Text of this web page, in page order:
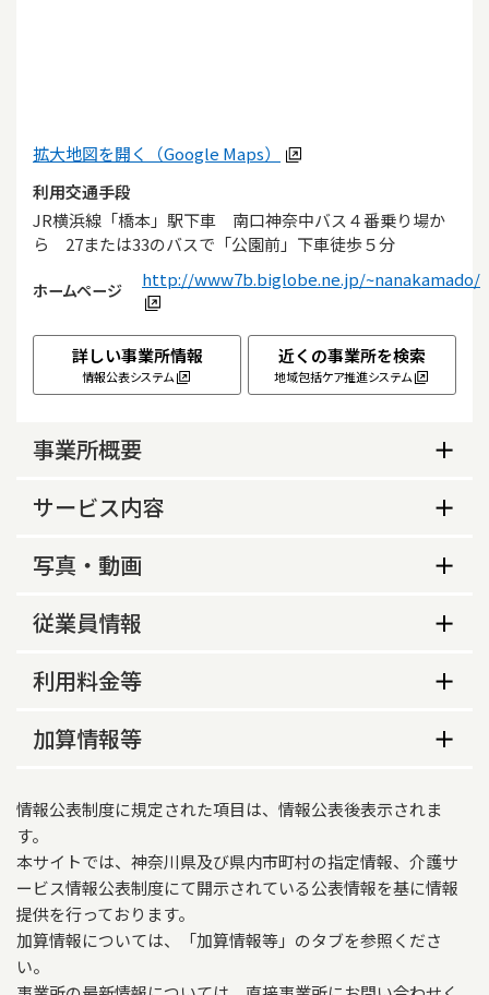
拡大地図を開く（Google Maps）
利用交通手段
JR横浜線「橋本」駅下車　南口神奈中バス４番乗り場か
ら　27または33のバスで「公園前」下車徒歩５分
ホームページ http://www7b.biglobe.ne.jp/~nanakamado/
詳しい事業所情報
情報公表システム
近くの事業所を検索
地域包括ケア推進システム
事業所概要
事業所概要
あり
評価実施の有無
利用者意向の把握
あり
あり
喀痰吸引の有無
なし
苦情対応窓口（電話番号）
サービス内容
サービス内容
・自傷他傷の行為がないこと
必要とする疾患がないこと
・認知症の診断がでていること
・少人数による共同生活の営むことに支障が無い
退去に当っての条件
・入院が２ヶ月を超え、退院の見通しがない場合
・自傷他害行為があり、改善が見られない場合
・正当な理由無く3ヶ月以上利用料金の滞納があっ
た場合
・伝染性疾患により他入居者の生活や健康に重大
な影響を及ぼすと医師が認めた場合
写真・動画
事業所の特色等
入居者の方のＡＤＬが低下する中でも、買い物や
域の行事には欠かさず参加させていただき、地域
く、前向きで過ごせるよう短時間のレクリエーシ
動画情報
従業員情報
従業員数
看護職員 0 0
介護職員 7 3
介護職員が有している資格
介護職員が有している資格 常勤 非常勤
利用料金等
利用料金等
敷金
敷金の有無
敷金（料金）
150000円
利用料金等
加算情報等
2026年06月01日
提供サービス
認知症対応型共同生活介護（短期利用型以外）
施設等の区分
情報公表制度に規定された項目は、情報公表後表示されま
す。
本サイトでは、神奈川県及び県内市町村の指定情報、介護サ
ービス情報公表制度にて開示されている公表情報を基に情報
提供を行っております。
加算情報については、「加算情報等」のタブを参照くださ
い。